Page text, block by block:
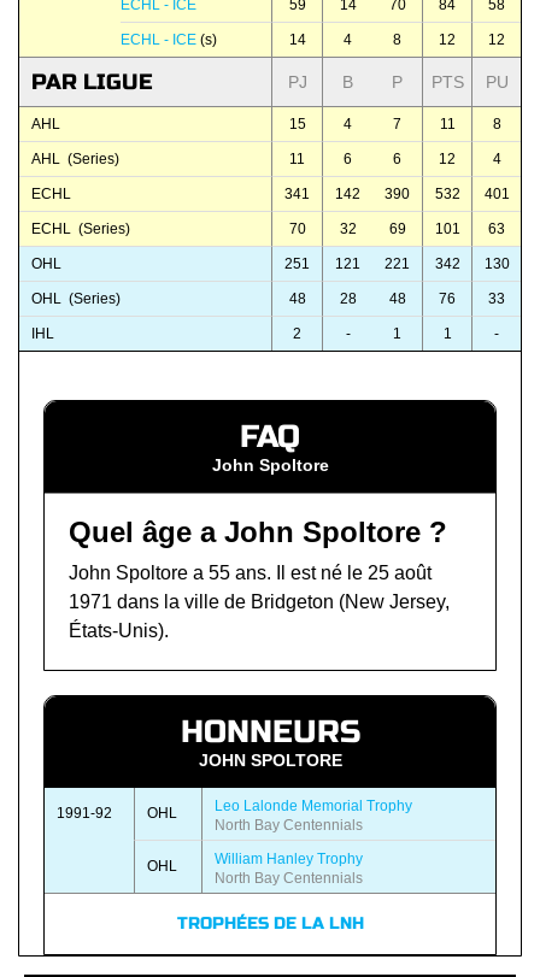
ECHL - ICE 59 14 70 84 58
ECHL - ICE (s) 14 4 8 12 12
PAR LIGUE PJ B P PTS PU
AHL 15 4 7 11 8
AHL (Series) 11 6 6 12 4
ECHL 341 142 390 532 401
ECHL (Series) 70 32 69 101 63
OHL 251 121 221 342 130
OHL (Series) 48 28 48 76 33
IHL 2 - 1 1 -
FAQ
John Spoltore
Quel âge a John Spoltore ?
John Spoltore a 55 ans. Il est né le 25 août
1971 dans la ville de Bridgeton (New Jersey,
États-Unis).
HONNEURS
JOHN SPOLTORE
1991-92 OHL
Leo Lalonde Memorial Trophy
North Bay Centennials
OHL
William Hanley Trophy
North Bay Centennials
TROPHÉES DE LA LNH